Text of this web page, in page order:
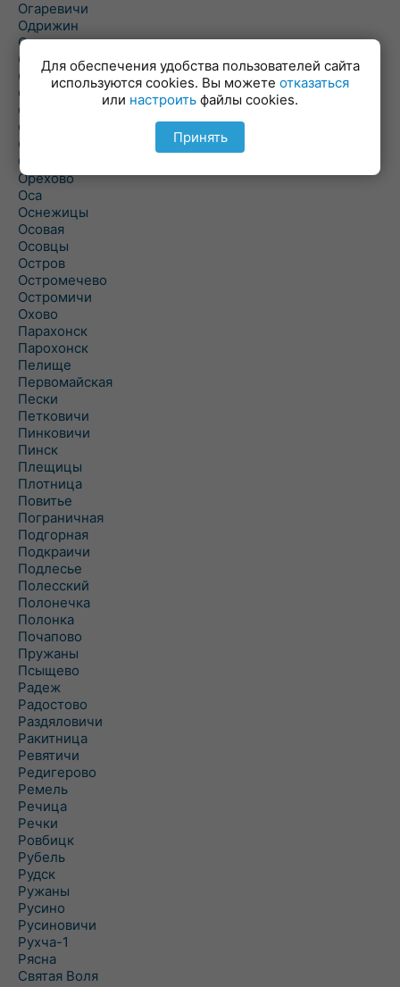
Огаревичи
Одрижин
Оздамичи
Озяты
Олтуш
Ольманы
Ольпень
Ольшаны
Омельная
Ополь
Орехово
Оса
Оснежицы
Осовая
Осовцы
Остров
Остромечево
Остромичи
Охово
Парахонск
Парохонск
Пелище
Первомайская
Пески
Петковичи
Пинковичи
Пинск
Плещицы
Плотница
Повитье
Пограничная
Подгорная
Подкраичи
Подлесье
Полесский
Полонечка
Полонка
Почапово
Пружаны
Псыщево
Радеж
Радостово
Раздяловичи
Ракитница
Ревятичи
Редигерово
Ремель
Речица
Речки
Ровбицк
Рубель
Рудск
Ружаны
Русино
Русиновичи
Рухча-1
Рясна
Святая Воля
Для обеспечения удобства пользователей сайта
используются cookies. Вы можете отказаться
или настроить файлы cookies.
Принять